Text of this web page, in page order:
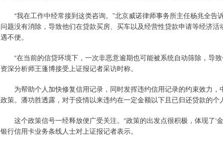
“我在工作中经常接到这类咨询。”北京威诺律师事务所主任杨兆全告
问题没有消除，导致他们在贷款买房、买车以及经营性贷款申请等经济
遇不便。
“在当前的信贷环境下，一次非恶意逾期也可能被系统自动筛除，导
资深分析师王蓬博接受上证报记者采访时称。
为帮助个人加快修复信用记录，同时发挥违约信用记录的约束效力，
政策。潘功胜透露，对于疫情以来违约在一定金额以下且已归还贷款的个
这个政策信号一经释放便广受关注。“政策的出发点很积极，体现了‘
银行信用卡业务条线人士对上证报记者表示。